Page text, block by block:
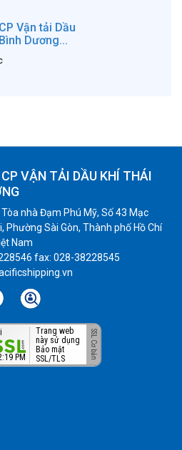
Vận tải Dầu
Dương...
VẬN TẢI DẦU KHÍ THÁI
nhà Đạm Phú Mỹ, Số 43 Mạc
Phường Sài Gòn, Thành phố Hồ Chí
Nam
fax: 028-38228545
PM
Trang web
này sử dụng
Bảo mật
SSL/TLS